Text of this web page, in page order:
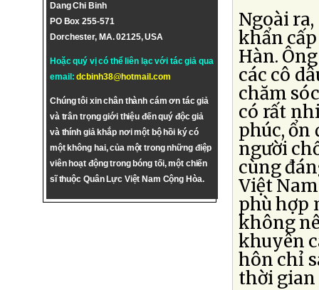
Dang Chi Binh
PO Box 255-571
Dorchester, MA. 02125, USA
Hoặc quý vị có thể liên lạc với tác giả qua
email:dcbinh38@hotmail.com
Chúng tôi xin chân thành cám ơn tác giả
và trân trọng giới thiệu đến quý độc giả
và thính giả khắp nơi một bộ hồi ký có
một không hai, của một trong những điệp
viên hoạt động trong bóng tối, một chiến
sĩ thuộc Quân Lực Việt Nam Cộng Hòa.
Ngoài
khẩn
Hàn.
các cô
chăm
có rất
phúc, ổn
người
cùng
Việt
phù hợp
không
khuyên
hôn chỉ
thời